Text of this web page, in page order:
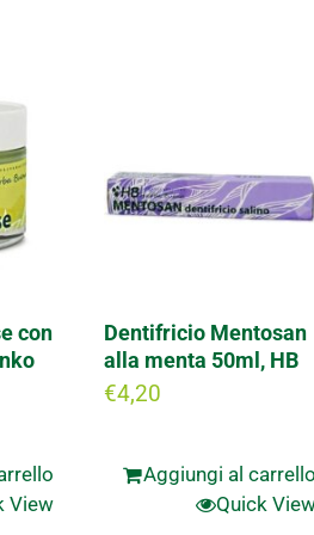
con
View
Dentifricio Mentosan
alla menta 50ml, HB
€4,20
Aggiungi al
Quick